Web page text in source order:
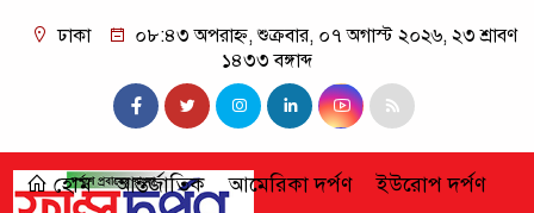
ঢাকা
০৮:৪৩ অপরাহ্ন, শুক্রবার, ০৭ অগাস্ট ২০২৬, ২৩ শ্রাবণ
১৪৩৩ বঙ্গাব্দ
হোম আন্তর্জাতিক আমেরিকা দর্পণ ইউরোপ দর্পণ